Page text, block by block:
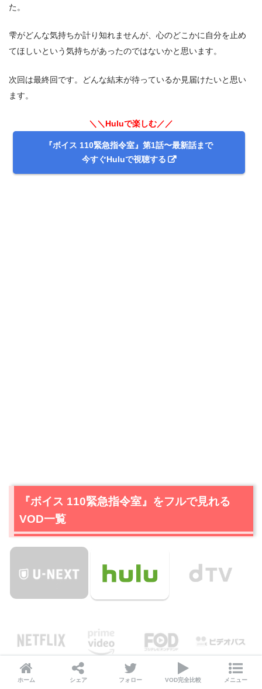
た。
雫がどんな気持ちか計り知れませんが、心のどこかに自分を止め
てほしいという気持ちがあったのではないかと思います。
次回は最終回です。どんな結末が待っているか見届けたいと思い
ます。
＼＼Huluで楽しむ／／
『ボイス 110緊急指令室』第1話〜最新話まで
今すぐHuluで視聴する
『ボイス 110緊急指令室』をフルで見れる
VOD一覧
ホーム シェア フォロー VOD完全比較 メニュー